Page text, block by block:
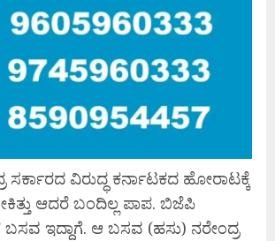
ಸರ್ಕಾರದ ವಿರುದ್ಧ ಕರ್ನಾಟಕದ ಹೋರಾಟಕ್ಕೆ
ಆದರೆ ಬಂದಿಲ್ಲ ಪಾಪ. ಬಿಜೆಪಿ
ಇದ್ದಾಗೆ. ಆ ಬಸವ (ಹಸು) ನರೇಂದ್ರ